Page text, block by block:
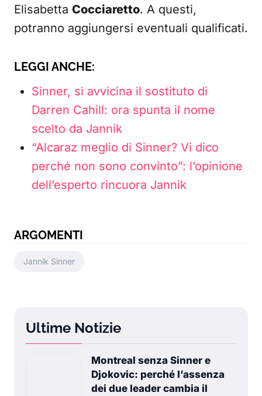
Elisabetta Cocciaretto. A questi,
potranno aggiungersi eventuali qualificati.
LEGGI ANCHE:
Sinner, si avvicina il sostituto di
Darren Cahill: ora spunta il nome
scelto da Jannik
“Alcaraz meglio di Sinner? Vi dico
perché non sono convinto”: l’opinione
dell’esperto rincuora Jannik
ARGOMENTI
Jannik Sinner
Ultime Notizie
Montreal senza Sinner e
Djokovic: perché l’assenza
dei due leader cambia il